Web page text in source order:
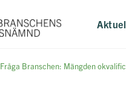
Fråga Branschen: Mängden